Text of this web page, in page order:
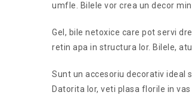
umfle. Bilele vor crea un decor
Gel, bile netoxice care pot servi
retin apa in structura lor. Bilele,
Sunt un accesoriu decorativ ideal
Datorita lor, veti plasa florile in